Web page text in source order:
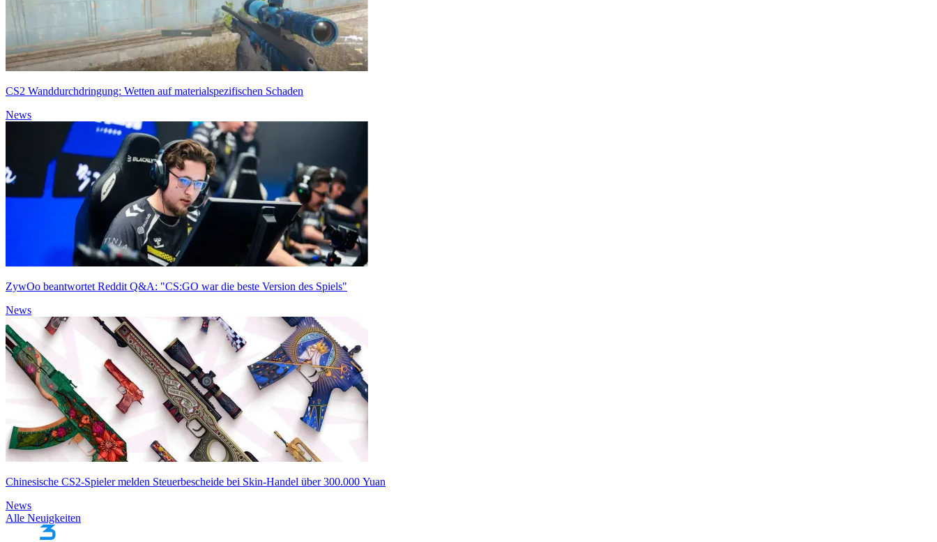
CS2 Wanddurchdringung: Wetten auf materialspezifischen Schaden
News
ZywOo beantwortet Reddit Q&A: "CS:GO war die beste Version des Spiels"
News
Chinesische CS2-Spieler melden Steuerbescheide bei Skin-Handel über 300.000 Yuan
News
Alle Neuigkeiten